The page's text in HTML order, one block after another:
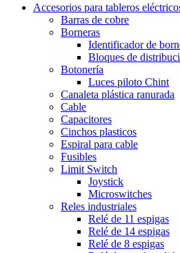
Accesorios para tableros
Barras de cobre
Borneras
Identificador de
Bloques de
Botonería
Luces piloto Chint
Canaleta plástica ranurada
Cable
Capacitores
Cinchos plasticos
Espiral para cable
Fusibles
Limit Switch
Joystick
Microswitches
Reles industriales
Relé de 11 espigas
Relé de 14 espigas
Relé de 8 espigas